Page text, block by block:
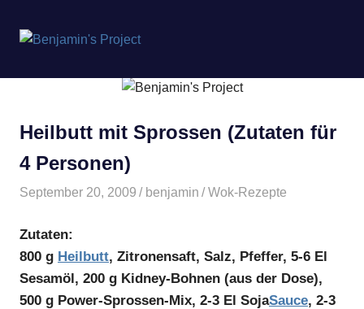
springen
Project
Heilbutt mit Sprossen (Zutaten für
4 Personen)
September 20, 2009 benjamin Wok-Rezepte
Zutaten:
800 g Heilbutt, Zitronensaft, Salz, Pfeffer, 5-6 El
Sesamöl, 200 g Kidney-Bohnen (aus der Dose),
500 g Power-Sprossen-Mix, 2-3 El SojaSauce, 2-3